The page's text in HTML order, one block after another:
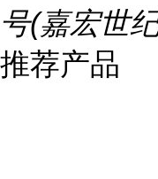
号(嘉宏世
推荐产品